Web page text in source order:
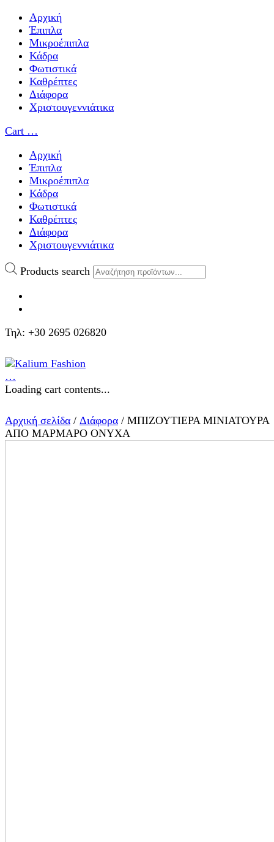
Αρχική
Έπιπλα
Μικροέπιπλα
Κάδρα
Φωτιστικά
Καθρέπτες
Διάφορα
Χριστουγεννιάτικα
Cart …
Αρχική
Έπιπλα
Μικροέπιπλα
Κάδρα
Φωτιστικά
Καθρέπτες
Διάφορα
Χριστουγεννιάτικα
Products search
Τηλ: +30 2695 026820
…
Loading cart contents...
Αρχική σελίδα / Διάφορα / ΜΠΙΖΟΥΤΙΕΡΑ ΜΙΝΙΑΤΟΥΡΑ
ΑΠΟ ΜΑΡΜΑΡΟ ΟΝΥΧΑ